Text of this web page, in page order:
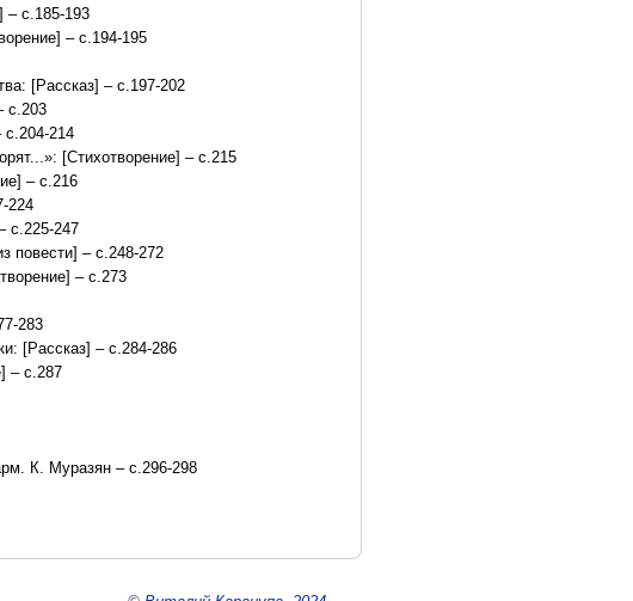
– с.185-193
– с.194-195
[Рассказ] – с.197-202
с.203
214
[Стихотворение] – с.215
– с.216
224
с.225-247
повести] – с.248-272
– с.273
283
[Рассказ] – с.284-286
– с.287
К. Муразян – с.296-298